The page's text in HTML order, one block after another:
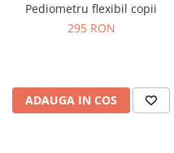
Pediometru flexibil copii
295 RON
ADAUGA IN COS